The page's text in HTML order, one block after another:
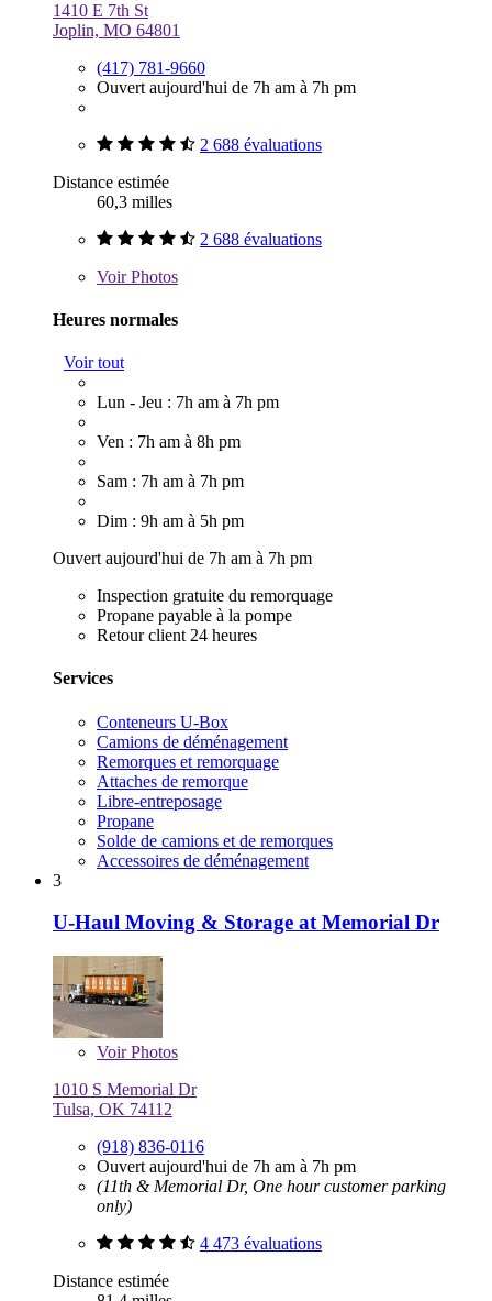
1410 E 7th St
Joplin, MO 64801
(417) 781-9660
Ouvert aujourd'hui de 7h am à 7h pm
2 688 évaluations
Distance estimée
60,3 milles
2 688 évaluations
VoirPhotos
Heures normales
Voir tout
Lun - Jeu : 7h am à 7h pm
Ven : 7h am à 8h pm
Sam : 7h am à 7h pm
Dim : 9h am à 5h pm
Ouvert aujourd'hui de 7h am à 7h pm
Inspection gratuite du remorquage
Propane payable à la pompe
Retour client 24 heures
Services
Conteneurs U-Box
Camions de déménagement
Remorques et remorquage
Attaches de remorque
Libre-entreposage
Propane
Solde de camions et de remorques
Accessoires de déménagement
3
U-Haul Moving & Storage at Memorial Dr
VoirPhotos
1010 S Memorial Dr
Tulsa, OK 74112
(918) 836-0116
Ouvert aujourd'hui de 7h am à 7h pm
(11th & Memorial Dr, One hour customer parking
only)
4 473 évaluations
Distance estimée